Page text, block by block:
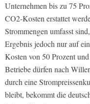
Unternehmen bis zu 75
CO2-Kosten erstattet
Strommengen umfasst
Ergebnis jedoch nur auf
Kosten von 50 Prozent
Betriebe dürfen nach
durch eine
bleibt, bekommt die